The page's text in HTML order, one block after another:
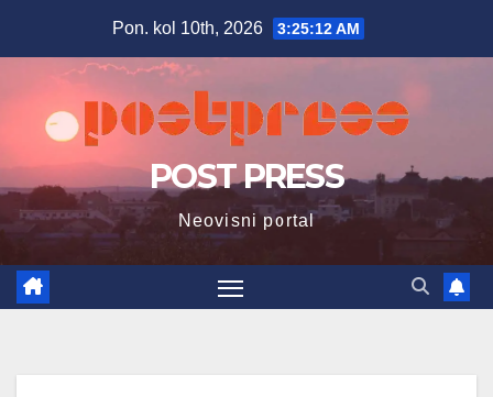
Pon. kol 10th, 2026 3:25:13 AM
POST PRESS
Neovisni portal